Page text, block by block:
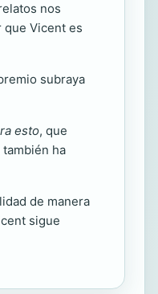
nos
que Vicent es
subraya
esto, que
ha
de manera
sigue